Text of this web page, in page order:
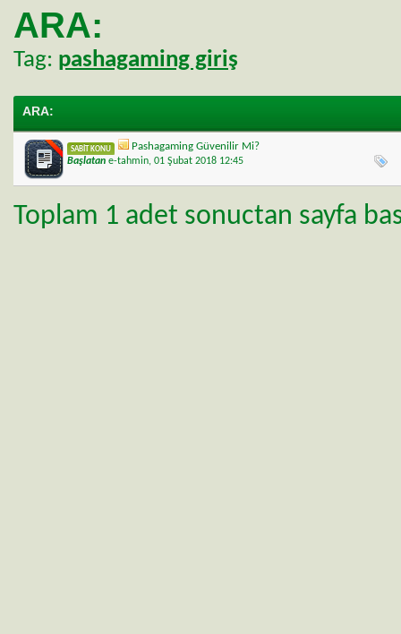
ARA:
Tag: pashagaming giriş
ARA:
SABIT KONU Pashagaming Güvenilir Mi?
Başlatan e-tahmin, 01 Şubat 2018 12:45
Toplam 1 adet sonuctan sayfa